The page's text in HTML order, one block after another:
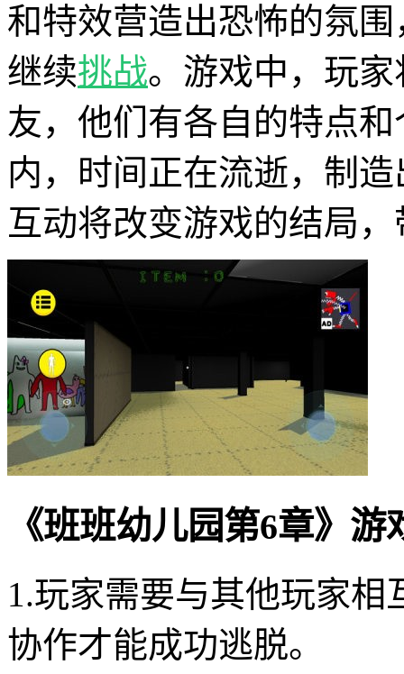
和特效营造出恐怖的氛
继续挑战。游戏中，玩
友，他们有各自的特点
内，时间正在流逝，制
互动将改变游戏的结局
《班班幼儿园第6章》游
1.玩家需要与其他玩家
协作才能成功逃脱。